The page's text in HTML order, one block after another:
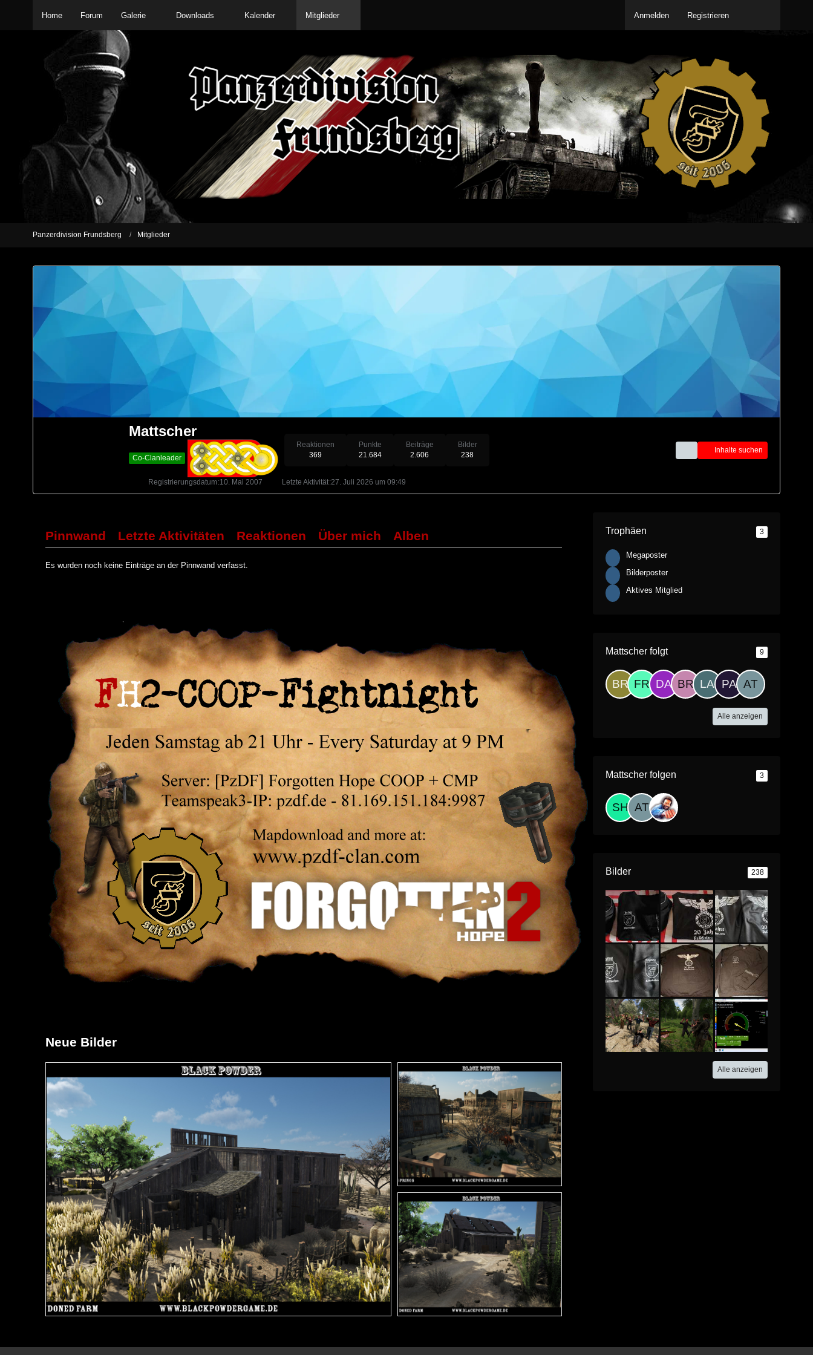
Home Forum Galerie Downloads Kalender Mitglieder Anmelden Registrieren
Panzerdivision Frundsberg Mitglieder
Mattscher
Co-Clanleader
Reaktionen
369
Punkte
21.684
Beiträge
2.606
Bilder
238
Inhalte suchen
Registrierungsdatum 10. Mai 2007 Letzte Aktivität 27. Juli 2026 um 09:49
Pinnwand Letzte Aktivitäten Reaktionen Über mich Alben
Es wurden noch keine Einträge an der Pinnwand verfasst.
Neue Bilder
Trophäen 3
Megaposter
Bilderposter
Aktives Mitglied
Mattscher folgt 9
Alle anzeigen
Mattscher folgen 3
Bilder 238
Alle anzeigen